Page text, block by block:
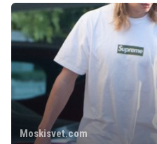
Moskisvet.com